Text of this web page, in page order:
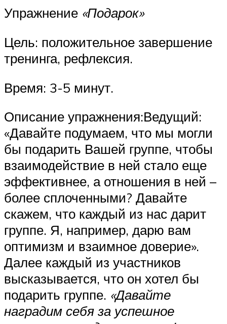
Упражнение «Подарок»
Цель: положительное завершение
тренинга, рефлексия.
Время: 3-5 минут.
Описание упражнения:Ведущий:
«Давайте подумаем, что мы могли
бы подарить Вашей группе, чтобы
взаимодействие в ней стало еще
эффективнее, а отношения в ней –
более сплоченными? Давайте
скажем, что каждый из нас дарит
группе. Я, например, дарю вам
оптимизм и взаимное доверие».
Далее каждый из участников
высказывается, что он хотел бы
подарить группе. «Давайте
наградим себя за успешное